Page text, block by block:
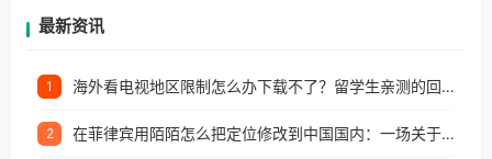
最新资讯
1 海外看电视地区限制怎么办下载不了？留学生亲测的回国加速方案（附2026世界杯观赛技巧）
2 在菲律宾用陌陌怎么把定位修改到中国国内：一场关于归属感与连接的探索